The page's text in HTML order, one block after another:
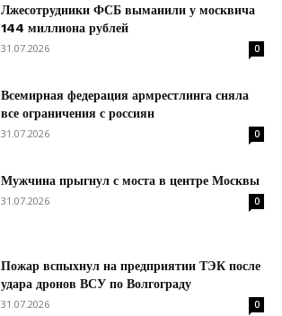
Лжесотрудники ФСБ выманили у москвича
144 миллиона рублей
31.07.2026 0
Всемирная федерация армрестлинга сняла
все ограничения с россиян
31.07.2026 0
Мужчина прыгнул с моста в центре Москвы
31.07.2026 0
Пожар вспыхнул на предприятии ТЭК после
удара дронов ВСУ по Волгограду
31.07.2026 0